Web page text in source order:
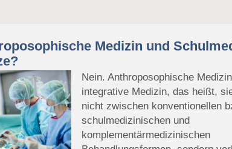
Medizin und
Nein. Anthroposophische
integrative Medizin, das heißt,
nicht zwischen konventionellen
schulmedizinischen und
komplementärmedizinischen